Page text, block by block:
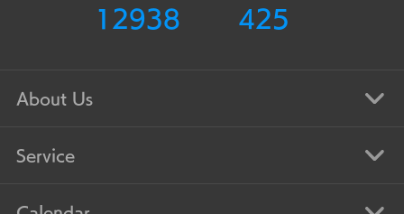
12938 425
About Us
Service